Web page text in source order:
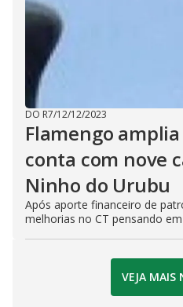
DO R7/12/12/2023
Flamengo amplia
conta com nove
Ninho do Urubu
Após aporte financeiro de
melhorias no CT pensando
VEJA MAIS